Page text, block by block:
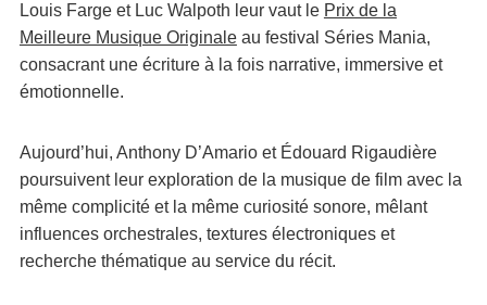
Louis Farge et Luc Walpoth leur vaut le Prix de la
Meilleure Musique Originaleau festival Séries Mania,
consacrant une écriture à la fois narrative, immersive et
émotionnelle.
Aujourd’hui, Anthony D’Amario et Édouard Rigaudière
poursuivent leur exploration de la musique de film avec la
même complicité et la même curiosité sonore, mêlant
influences orchestrales, textures électroniques et
recherche thématique au service du récit.